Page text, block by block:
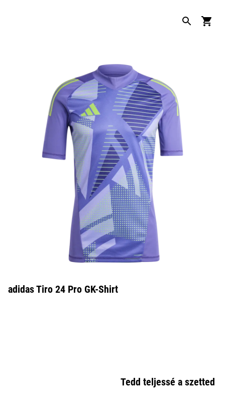
adidas Tiro 24 Pro GK-Shirt
Tedd teljessé a szetted